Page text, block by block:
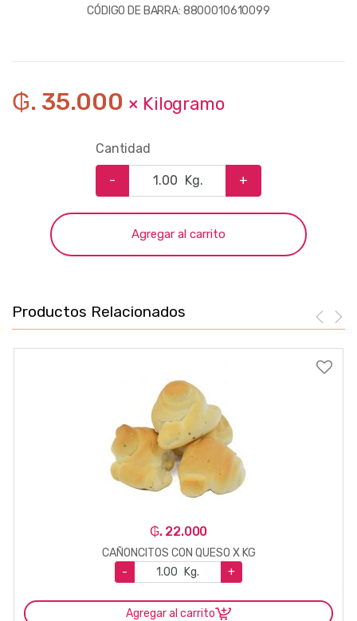
CÓDIGO DE BARRA: 8800010610099
₲. 35.000 × Kilogramo
Cantidad
- Kg. +
Agregar al carrito
Productos Relacionados
₲. 22.000
CAÑONCITOS CON QUESO X KG
-
Kg. +
Agregar al carrito